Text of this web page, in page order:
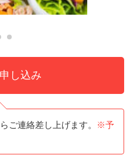
申し込み
ご連絡差し上げます。
※予